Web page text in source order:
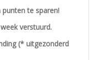
te sparen!
verstuurd.
(* uitgezonderd